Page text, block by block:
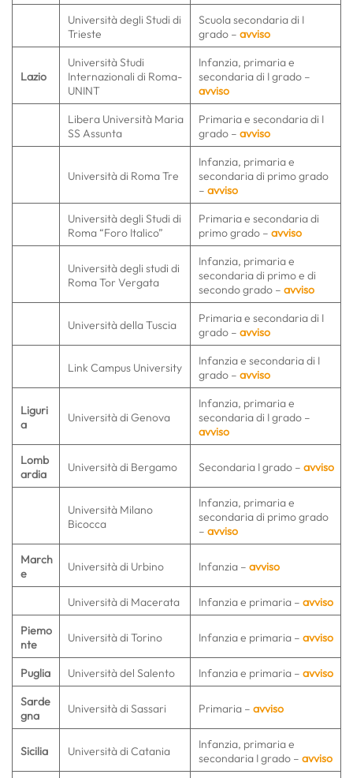
Università degli Studi di
Trieste
Scuola secondaria di I
grado – avviso
Lazio
Università Studi
Internazionali di Roma-
UNINT
Infanzia, primaria e
secondaria di I grado –
avviso
Libera Università Maria
SS Assunta
Primaria e secondaria di I
grado – avviso
Università di Roma Tre
Infanzia, primaria e
secondaria di primo grado
– avviso
Università degli Studi di
Roma “Foro Italico”
Primaria e secondaria di
primo grado – avviso
Università degli studi di
Roma Tor Vergata
Infanzia, primaria e
secondaria di primo e di
secondo grado – avviso
Università della Tuscia
Primaria e secondaria di I
grado – avviso
Link Campus University
Infanzia e secondaria di I
grado – avviso
Liguri
a
Università di Genova
Infanzia, primaria e
secondaria di I grado –
avviso
Lomb
ardia
Università di Bergamo Secondaria I grado – avviso
Università Milano
Bicocca
Infanzia, primaria e
secondaria di primo grado
– avviso
March
e
Università di Urbino Infanzia – avviso
Università di Macerata Infanzia e primaria – avviso
Piemo
nte
Università di Torino Infanzia e primaria – avviso
Puglia Università del Salento Infanzia e primaria – avviso
Sarde
gna
Università di Sassari Primaria – avviso
Sicilia Università di Catania
Infanzia, primaria e
secondaria I grado – avviso